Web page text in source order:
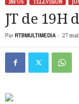
INFOS
TÉLÉVISION
JT de 19H
Par RTBMULTIMEDIA - 27